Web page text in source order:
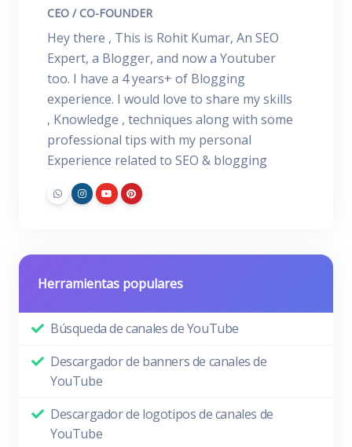
CEO / CO-FOUNDER
Hey there , This is Rohit Kumar, An SEO
Expert, a Blogger, and now a Youtuber
too. I have a 4 years+ of Blogging
experience. I would love to share my skills
, Knowledge , techniques along with some
professional tips with my personal
Experience related to SEO & blogging
Herramientas populares
Búsqueda de canales de YouTube
Descargador de banners de canales de
YouTube
Descargador de logotipos de canales de
YouTube